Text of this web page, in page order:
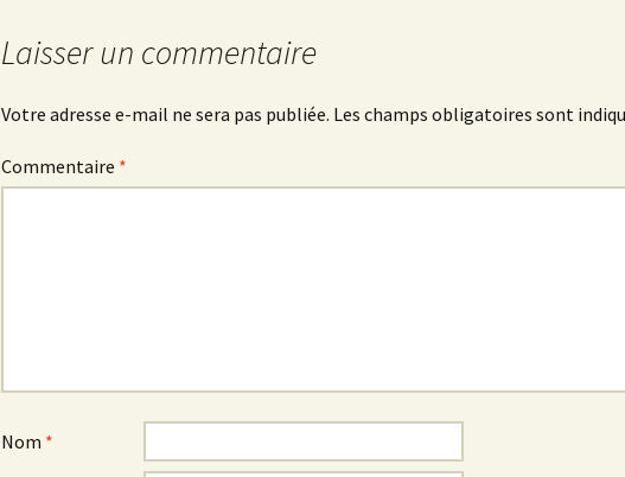
Laisser un commentaire
Votre adresse e-mail ne sera pas publiée. Les champs obligatoires sont
Commentaire *
Nom *